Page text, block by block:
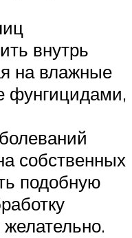
внутрь
на влажные
фунгицидами,
собственных
подобную